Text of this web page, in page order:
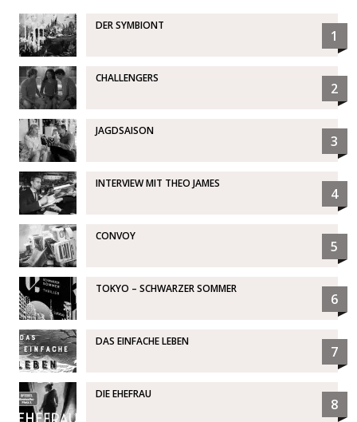
DER SYMBIONT
1
CHALLENGERS
2
JAGDSAISON
3
INTERVIEW MIT THEO JAMES
4
CONVOY
5
TOKYO – SCHWARZER SOMMER
6
DAS EINFACHE LEBEN
7
DIE EHEFRAU
8